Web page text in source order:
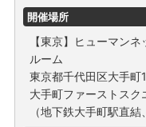
開催場所
【東京】ヒューマン
ルーム
東京都千代田区大手
大手町ファーストス
（地下鉄大手町駅直結